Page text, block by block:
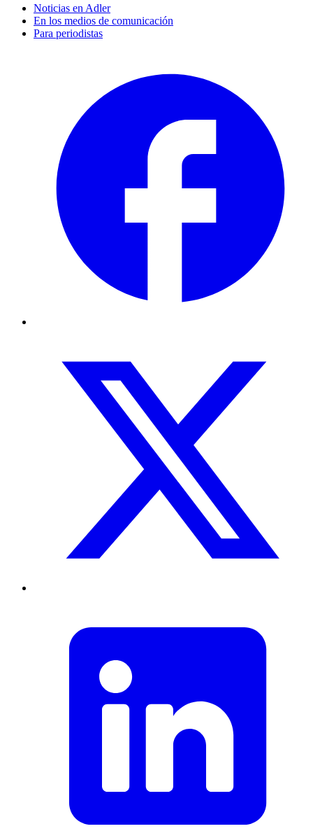
Noticias en Adler
En los medios de comunicación
Para periodistas